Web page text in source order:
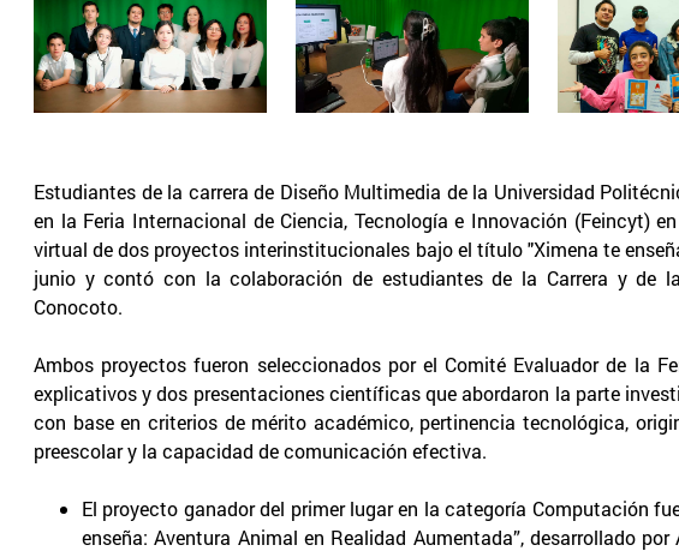
Estudiantes de la carrera de Diseño Multimedia de la Universidad
en la Feria Internacional de Ciencia, Tecnología e Innovación (Feincyt)
virtual de dos proyectos interinstitucionales bajo el título "Ximena te
junio y contó con la colaboración de estudiantes de la Carrera y de
Conocoto.
Ambos proyectos fueron seleccionados por el Comité Evaluador de la
explicativos y dos presentaciones científicas que abordaron la parte
con base en criterios de mérito académico, pertinencia tecnológica,
preescolar y la capacidad de comunicación efectiva.
El proyecto ganador del primer lugar en la categoría Computación
enseña: Aventura Animal en Realidad Aumentada”, desarrollado